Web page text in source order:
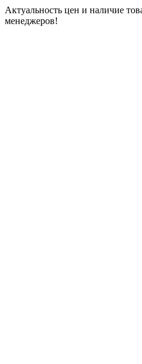
Актуальность цен и наличие
менеджеров!